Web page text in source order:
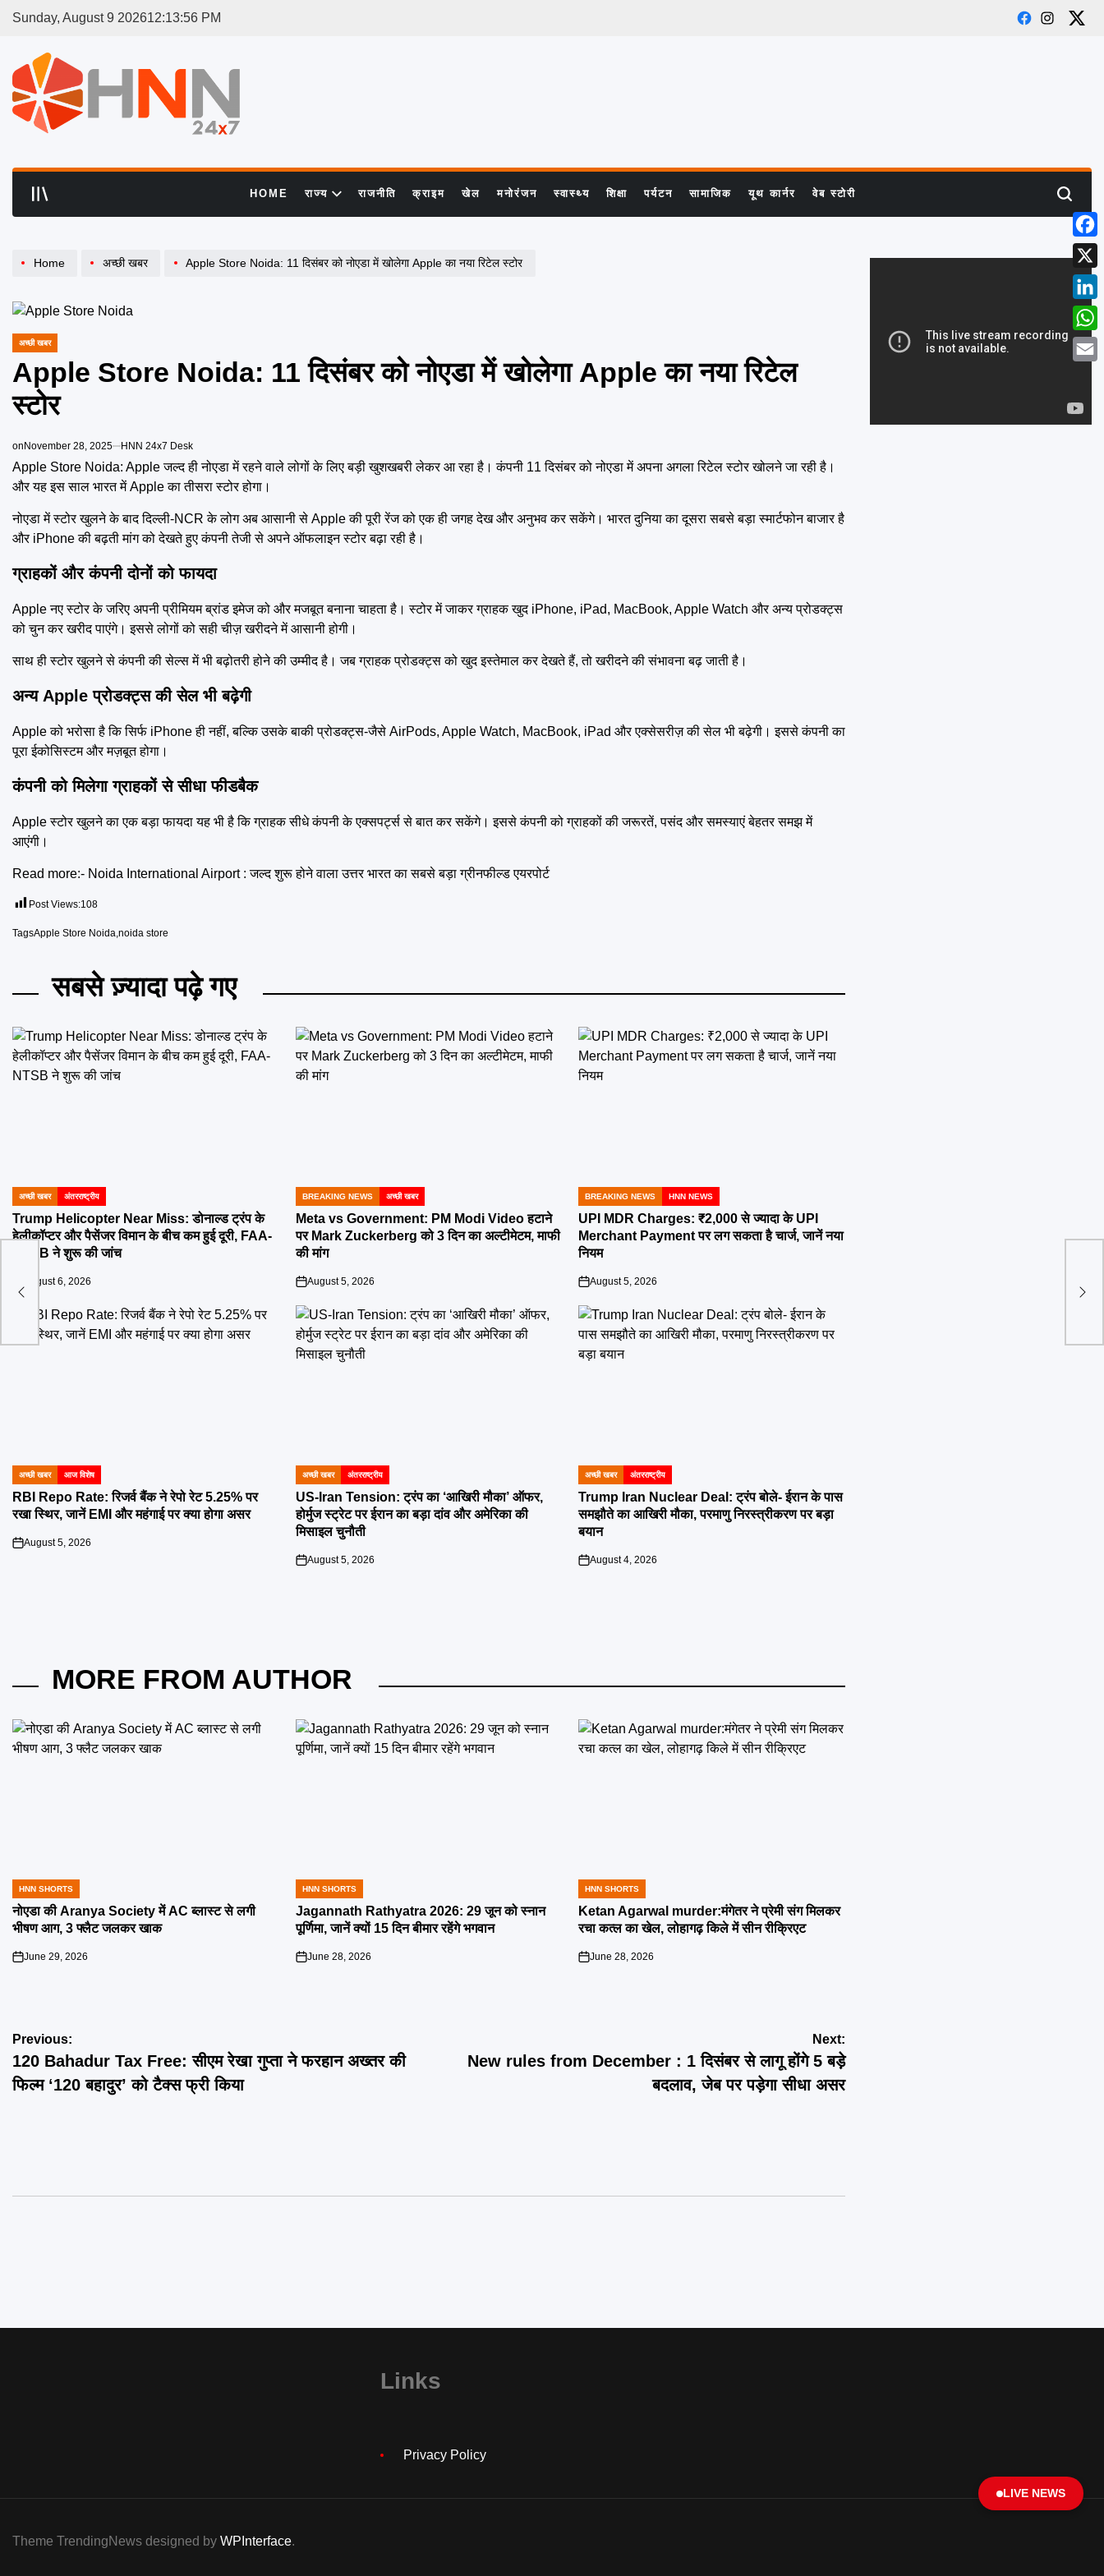
Sunday, August 9 202612:13:56 PM
Facebook
Instagram
X
HOME राज्य राजनीति क्राइम खेल मनोरंजन स्वास्थ्य शिक्षा पर्यटन सामाजिक यूथ कार्नर वेब स्टोरी Search
Home अच्छी खबर Apple Store Noida: 11 दिसंबर को नोएडा में खोलेगा Apple का नया रिटेल स्टोर
POSTED
अच्छी खबर
Apple Store Noida: 11 दिसंबर को नोएडा में खोलेगा Apple का नया रिटेल
स्टोर
onNovember 28, 2025 HNN 24x7 Desk
Apple Store Noida: Apple जल्द ही नोएडा में रहने वाले लोगों के लिए बड़ी खुशखबरी लेकर आ रहा है। कंपनी 11 दिसंबर को नोएडा में अपना अगला रिटेल स्टोर खोलने जा रही है।
और यह इस साल भारत में Apple का तीसरा स्टोर होगा।
नोएडा में स्टोर खुलने के बाद दिल्ली-NCR के लोग अब आसानी से Apple की पूरी रेंज को एक ही जगह देख और अनुभव कर सकेंगे। भारत दुनिया का दूसरा सबसे बड़ा स्मार्टफोन बाजार है
और iPhone की बढ़ती मांग को देखते हुए कंपनी तेजी से अपने ऑफलाइन स्टोर बढ़ा रही है।
ग्राहकों और कंपनी दोनों को फायदा
Apple नए स्टोर के जरिए अपनी प्रीमियम ब्रांड इमेज को और मजबूत बनाना चाहता है। स्टोर में जाकर ग्राहक खुद iPhone, iPad, MacBook, Apple Watch और अन्य प्रोडक्ट्स
को चुन कर खरीद पाएंगे। इससे लोगों को सही चीज़ खरीदने में आसानी होगी।
साथ ही स्टोर खुलने से कंपनी की सेल्स में भी बढ़ोतरी होने की उम्मीद है। जब ग्राहक प्रोडक्ट्स को खुद इस्तेमाल कर देखते हैं, तो खरीदने की संभावना बढ़ जाती है।
अन्य Apple प्रोडक्ट्स की सेल भी बढ़ेगी
Apple को भरोसा है कि सिर्फ iPhone ही नहीं, बल्कि उसके बाकी प्रोडक्ट्स-जैसे AirPods, Apple Watch, MacBook, iPad और एक्सेसरीज़ की सेल भी बढ़ेगी। इससे कंपनी का
पूरा ईकोसिस्टम और मज़बूत होगा।
कंपनी को मिलेगा ग्राहकों से सीधा फीडबैक
Apple स्टोर खुलने का एक बड़ा फायदा यह भी है कि ग्राहक सीधे कंपनी के एक्सपर्ट्स से बात कर सकेंगे। इससे कंपनी को ग्राहकों की जरूरतें, पसंद और समस्याएं बेहतर समझ में
आएंगी।
Read more:- Noida International Airport : जल्द शुरू होने वाला उत्तर भारत का सबसे बड़ा ग्रीनफील्ड एयरपोर्ट
Post Views:108
TagsApple Store Noida noida store
सबसे ज़्यादा पढ़े गए
POSTED
IN
अच्छी खबर अंतरराष्ट्रीय
Trump Helicopter Near Miss: डोनाल्ड ट्रंप के
हेलीकॉप्टर और पैसेंजर विमान के बीच कम हुई दूरी, FAA-
NTSB ने शुरू की जांच
on
August 6, 2026
POSTED
IN
BREAKING NEWS अच्छी खबर
Meta vs Government: PM Modi Video हटाने
पर Mark Zuckerberg को 3 दिन का अल्टीमेटम, माफी
की मांग
on
August 5, 2026
POSTED
IN
BREAKING NEWS HNN NEWS
UPI MDR Charges: ₹2,000 से ज्यादा के UPI
Merchant Payment पर लग सकता है चार्ज, जानें नया
नियम
on
August 5, 2026
POSTED
IN
अच्छी खबर आज विशेष
RBI Repo Rate: रिजर्व बैंक ने रेपो रेट 5.25% पर
रखा स्थिर, जानें EMI और महंगाई पर क्या होगा असर
on
August 5, 2026
POSTED
IN
अच्छी खबर अंतरराष्ट्रीय
US-Iran Tension: ट्रंप का ‘आखिरी मौका’ ऑफर,
होर्मुज स्ट्रेट पर ईरान का बड़ा दांव और अमेरिका की
मिसाइल चुनौती
on
August 5, 2026
POSTED
IN
अच्छी खबर अंतरराष्ट्रीय
Trump Iran Nuclear Deal: ट्रंप बोले- ईरान के पास
समझौते का आखिरी मौका, परमाणु निरस्त्रीकरण पर बड़ा
बयान
on
August 4, 2026
MORE FROM AUTHOR
POSTED
IN
HNN SHORTS
नोएडा की Aranya Society में AC ब्लास्ट से लगी
भीषण आग, 3 फ्लैट जलकर खाक
on
June 29, 2026
POSTED
IN
HNN SHORTS
Jagannath Rathyatra 2026: 29 जून को स्नान
पूर्णिमा, जानें क्यों 15 दिन बीमार रहेंगे भगवान
on
June 28, 2026
POSTED
IN
HNN SHORTS
Ketan Agarwal murder:मंगेतर ने प्रेमी संग मिलकर
रचा कत्ल का खेल, लोहागढ़ किले में सीन रीक्रिएट
on
June 28, 2026
Post
navigation
Previous:
120 Bahadur Tax Free: सीएम रेखा गुप्ता ने फरहान अख्तर की
फिल्म ‘120 बहादुर’ को टैक्स फ्री किया
Next:
New rules from December : 1 दिसंबर से लागू होंगे 5 बड़े
बदलाव, जेब पर पड़ेगा सीधा असर
Links
Privacy Policy
Theme TrendingNews designed by WPInterface.
X
LIVE NEWS